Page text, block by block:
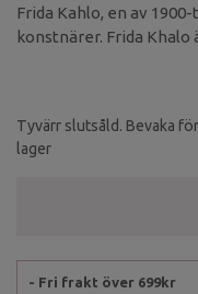
Frida Kahlo, en av
konstnärer. Frida Khalo
Tyvärr slutsåld. Bevaka
lager
- Fri frakt över 699kr